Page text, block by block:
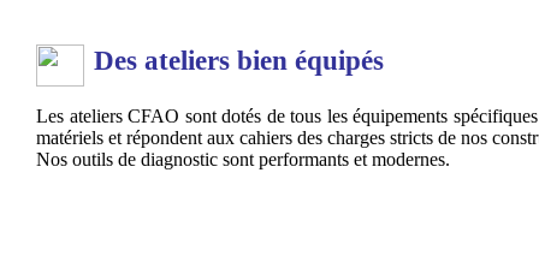
Des ateliers bien équipés
Les ateliers CFAO sont dotés de tous les équipements
matériels et répondent aux cahiers des charges stricts de nos
Nos outils de diagnostic sont performants et modernes.